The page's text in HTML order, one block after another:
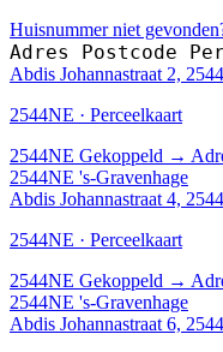
Huisnummer niet
Adres Postcode
Abdis Johannastraat 2,
2544NE · Perceelkaart
2544NE Gekoppeld →
2544NE 's-Gravenhage
Abdis Johannastraat 4,
2544NE · Perceelkaart
2544NE Gekoppeld →
2544NE 's-Gravenhage
Abdis Johannastraat 6,